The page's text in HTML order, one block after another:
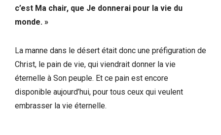
c’est Ma chair, que Je donnerai pour la vie du
monde. »
La manne dans le désert était donc une préfiguration de
Christ, le pain de vie, qui viendrait donner la vie
éternelle à Son peuple. Et ce pain est encore
disponible aujourd’hui, pour tous ceux qui veulent
embrasser la vie éternelle.